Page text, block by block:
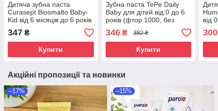
Дитяча зубна паста
Curasept Biosmalto Baby-
Kid від 6 місяців до 6 років
(без фтору, полуниця), 50
мл
347 ₴
Купити
Зубна паста TePe Daily
Baby для дітей від 0 до 6
років (фтор 1000, без
смаку), 50 мл
346₴ 382 ₴
Купити
від
300
Акційні пропозиції та новинки
–17% –15%